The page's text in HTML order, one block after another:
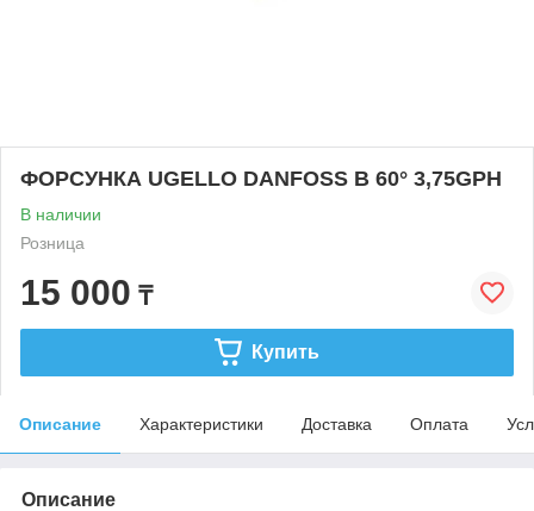
ФОРСУНКА UGELLO DANFOSS B 60° 3,75GPH
В наличии
Розница
15 000 ₸
Купить
Описание Характеристики Доставка Оплата
Описание